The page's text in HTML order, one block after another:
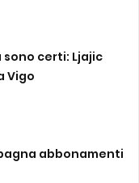
sono certi: Ljajic
Vigo
abbonamenti